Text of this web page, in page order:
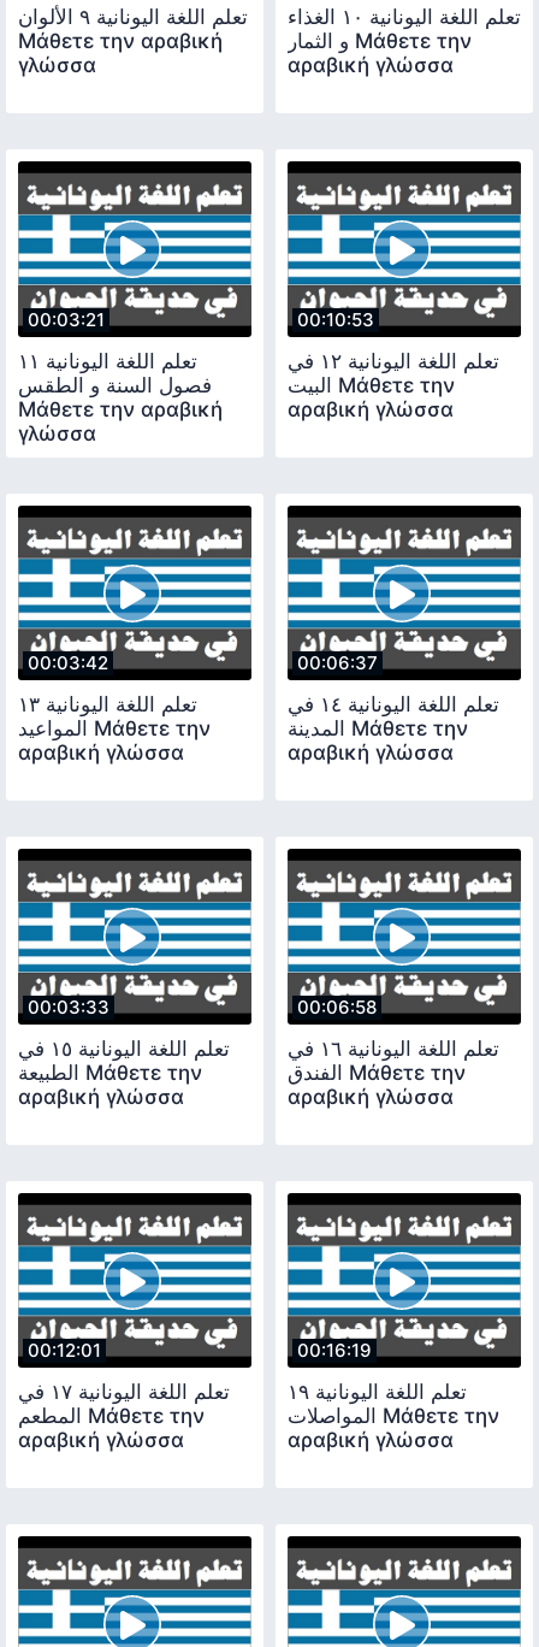
تعلم اللغة اليونانية ٩ الألوان
Μάθετε την αραβική
γλώσσα
تعلم اللغة اليونانية ١٠ الغذاء
و الثمار Μάθετε την
αραβική γλώσσα
00:03:21
تعلم اللغة اليونانية ١١
فصول السنة و الطقس
Μάθετε την αραβική
γλώσσα
00:10:53
تعلم اللغة اليونانية ١٢ في
البيت Μάθετε την
αραβική γλώσσα
00:03:42
تعلم اللغة اليونانية ١٣
المواعيد Μάθετε την
αραβική γλώσσα
00:06:37
تعلم اللغة اليونانية ١٤ في
المدينة Μάθετε την
αραβική γλώσσα
00:03:33
تعلم اللغة اليونانية ١٥ في
الطبيعة Μάθετε την
αραβική γλώσσα
00:06:58
تعلم اللغة اليونانية ١٦ في
الفندق Μάθετε την
αραβική γλώσσα
00:12:01
تعلم اللغة اليونانية ١٧ في
المطعم Μάθετε την
αραβική γλώσσα
00:16:19
تعلم اللغة اليونانية ١٩
المواصلات Μάθετε την
αραβική γλώσσα